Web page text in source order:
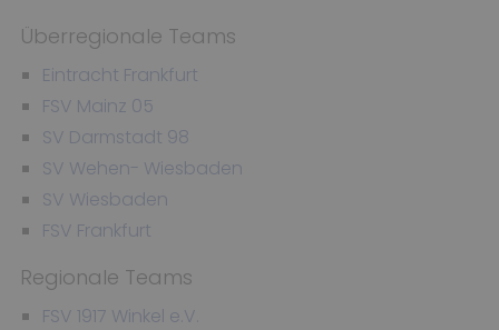
Überregionale Teams
Eintracht Frankfurt
FSV Mainz 05
SV Darmstadt 98
SV Wehen- Wiesbaden
SV Wiesbaden
FSV Frankfurt
Regionale Teams
FSV 1917 Winkel e.V.